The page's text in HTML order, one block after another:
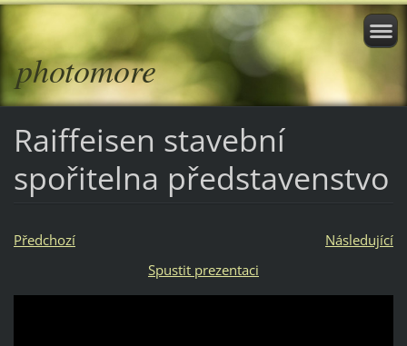
photomore
Raiffeisen stavební
spořitelna představenstvo
Předchozí
Následující
Spustit prezentaci